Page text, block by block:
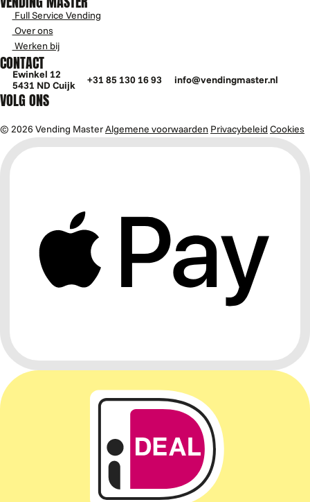
Full Service Vending
Over ons
Werken bij
CONTACT
Ewinkel 12
5431 ND Cuijk
+31 85 130 16 93 info@vendingmaster.nl
VOLG ONS
© 2026 Vending MasterAlgemene voorwaarden Privacybeleid Cookies